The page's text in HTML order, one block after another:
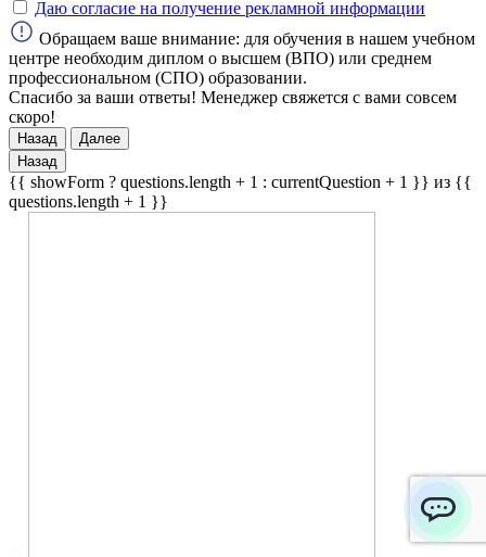
Даю согласие на получение рекламной информации
Обращаем ваше внимание: для обучения в нашем учебном
центре необходим диплом о высшем (ВПО) или среднем
профессиональном (СПО) образовании.
Спасибо за ваши ответы! Менеджер свяжется с вами совсем
скоро!
Назад
Далее
Назад
{{ showForm ? questions.length + 1 : currentQuestion + 1 }} из {{
questions.length + 1 }}